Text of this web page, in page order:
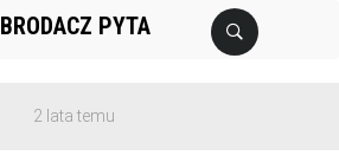
BRODACZ PYTA
2 lata temu